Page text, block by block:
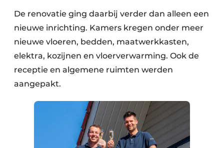
De renovatie ging daarbij verder dan alleen een
nieuwe inrichting. Kamers kregen onder meer
nieuwe vloeren, bedden, maatwerkkasten,
elektra, kozijnen en vloerverwarming. Ook de
receptie en algemene ruimten werden
aangepakt.